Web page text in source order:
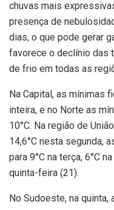
chuvas mais
presença de
dias, o que pode gerar
favorece o declínio das
de frio em todas as
Na Capital, as mínimas
inteira, e no Norte as
10°C. Na região de
14,6°C nesta segunda,
para 9°C na terça, 6°C
quinta-feira (21).
No Sudoeste, na quinta,